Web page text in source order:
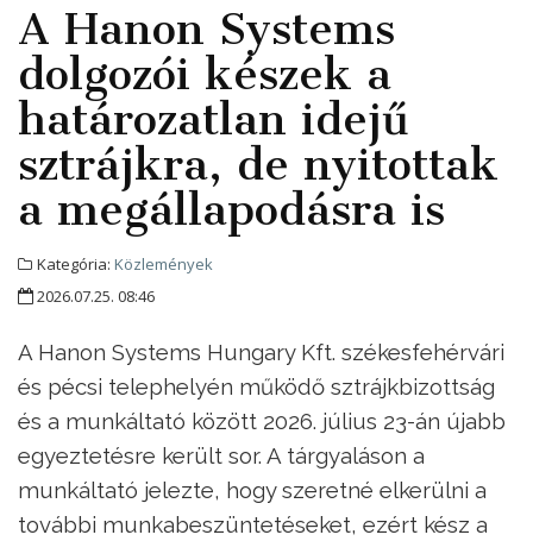
A Hanon Systems
dolgozói készek a
határozatlan idejű
sztrájkra, de nyitottak
a megállapodásra is
Kategória: Közlemények
2026.07.25. 08:46
A Hanon Systems Hungary Kft. székesfehérvári
és pécsi telephelyén működő sztrájkbizottság
és a munkáltató között 2026. július 23-án újabb
egyeztetésre került sor. A tárgyaláson a
munkáltató jelezte, hogy szeretné elkerülni a
további munkabeszüntetéseket, ezért kész a